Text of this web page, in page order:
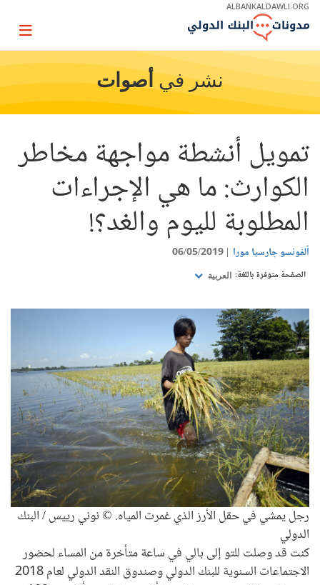
Skip
Main
ALBANKALDAWLI.ORG
Page
نشر في أصوات
تمويل أنشطة مواجهة مخاطر
الكوارث: ما هي الإجراءات
المطلوبة لليوم والغد؟!
ألفونسو جارسيا مورا 06/05/2019
الصفحة متوفرة باللغة: العربية
رجل يمشي في حقل الأرز الذي غمرت المياه. © نوني رييس / البنك
الدولي
كنت قد وصلت للتو إلى بالي في ساعة متأخرة من المساء لحضور
الاجتماعات السنوية للبنك الدولي وصندوق النقد الدولي لعام 2018